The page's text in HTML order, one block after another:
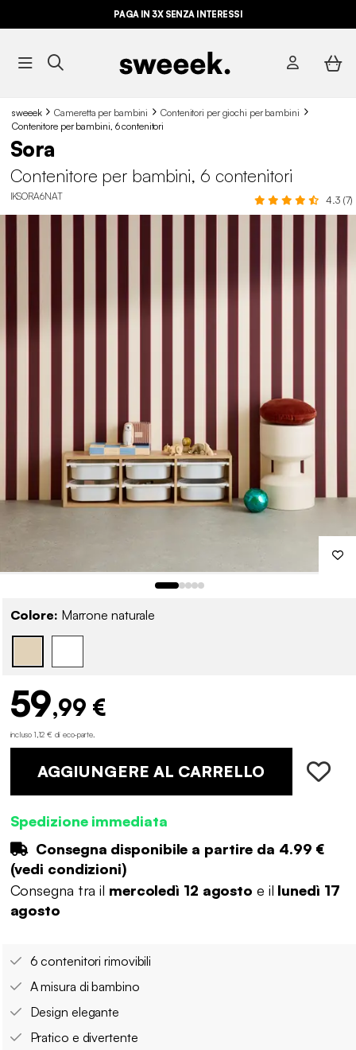
PAGA IN 3X SENZA INTERESSI
sweeek Cameretta per bambini
Contenitori per giochi per bambini
Contenitore per bambini, 6 contenitori
Sora
Contenitore per bambini, 6 contenitori
IKSORA6NAT 4.3 (7)
Colore: Marrone naturale
59,99 €
incluso 1,12 € di eco-parte.
AGGIUNGERE AL CARRELLO
Spedizione immediata
Consegna disponibile a partire da 4.99 €
(vedi condizioni)
Consegna tra il mercoledì 12 agosto e il lunedì 17
agosto
6 contenitori rimovibili
A misura di bambino
Design elegante
Pratico e divertente